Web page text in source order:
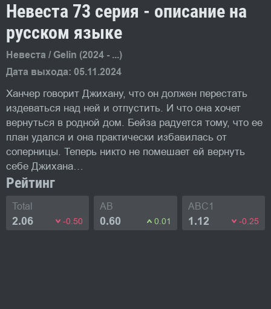
Невеста 73 серия - описание на
русском языке
Невеста / Gelin (2024 - ...)
Дата выхода: 05.11.2024
Ханчер говорит Джихану, что он должен перестать
издеваться над ней и отпустить. И что она хочет
вернуться в родной дом. Бейза радуется тому, что ее
план удался и она практически избавилась от
соперницы. Теперь никто не помешает ей вернуть
себе Джихана…
Рейтинг
Total
2.06 -0.50
AB
0.60 0.01
ABC1
1.12 -0.25